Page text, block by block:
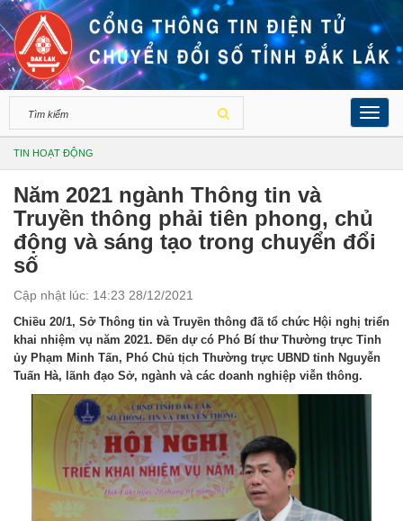
TIN HOẠT ĐỘNG
Năm 2021 ngành Thông tin và
Truyền thông phải tiên phong, chủ
động và sáng tạo trong chuyển đổi
số
Cập nhật lúc: 14:23 28/12/2021
Chiều 20/1, Sở Thông tin và Truyền thông đã tổ chức Hội nghị triển
khai nhiệm vụ năm 2021. Đến dự có Phó Bí thư Thường trực Tỉnh
ủy Phạm Minh Tấn, Phó Chủ tịch Thường trực UBND tỉnh Nguyễn
Tuấn Hà, lãnh đạo Sở, ngành và các doanh nghiệp viễn thông.